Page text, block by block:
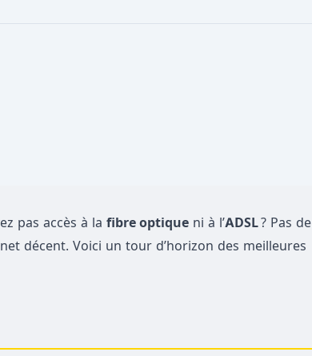
pas accès à la fibre optique ni à l’ADSL? Pas de
décent. Voici un tour d’horizon des meilleures